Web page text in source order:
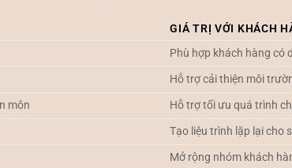
GIÁ TRỊ VỚI KHÁCH
Phù hợp khách hàng có
Hỗ trợ cải thiện môi
môn
Hỗ trợ tối ưu quá trình
Tạo liệu trình lặp lại cho
Mở rộng nhóm khách